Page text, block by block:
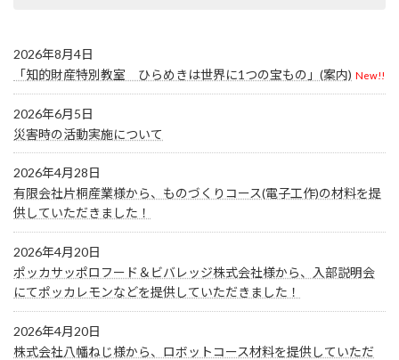
2026年8月4日
「知的財産特別教室 ひらめきは世界に1つの宝もの」(案内) New!!
2026年6月5日
災害時の活動実施について
2026年4月28日
有限会社片桐産業様から、ものづくりコース(電子工作)の材料を提
供していただきました！
2026年4月20日
ポッカサッポロフード＆ビバレッジ株式会社様から、入部説明会
にてポッカレモンなどを提供していただきました！
2026年4月20日
株式会社八幡ねじ様から、ロボットコース材料を提供していただ